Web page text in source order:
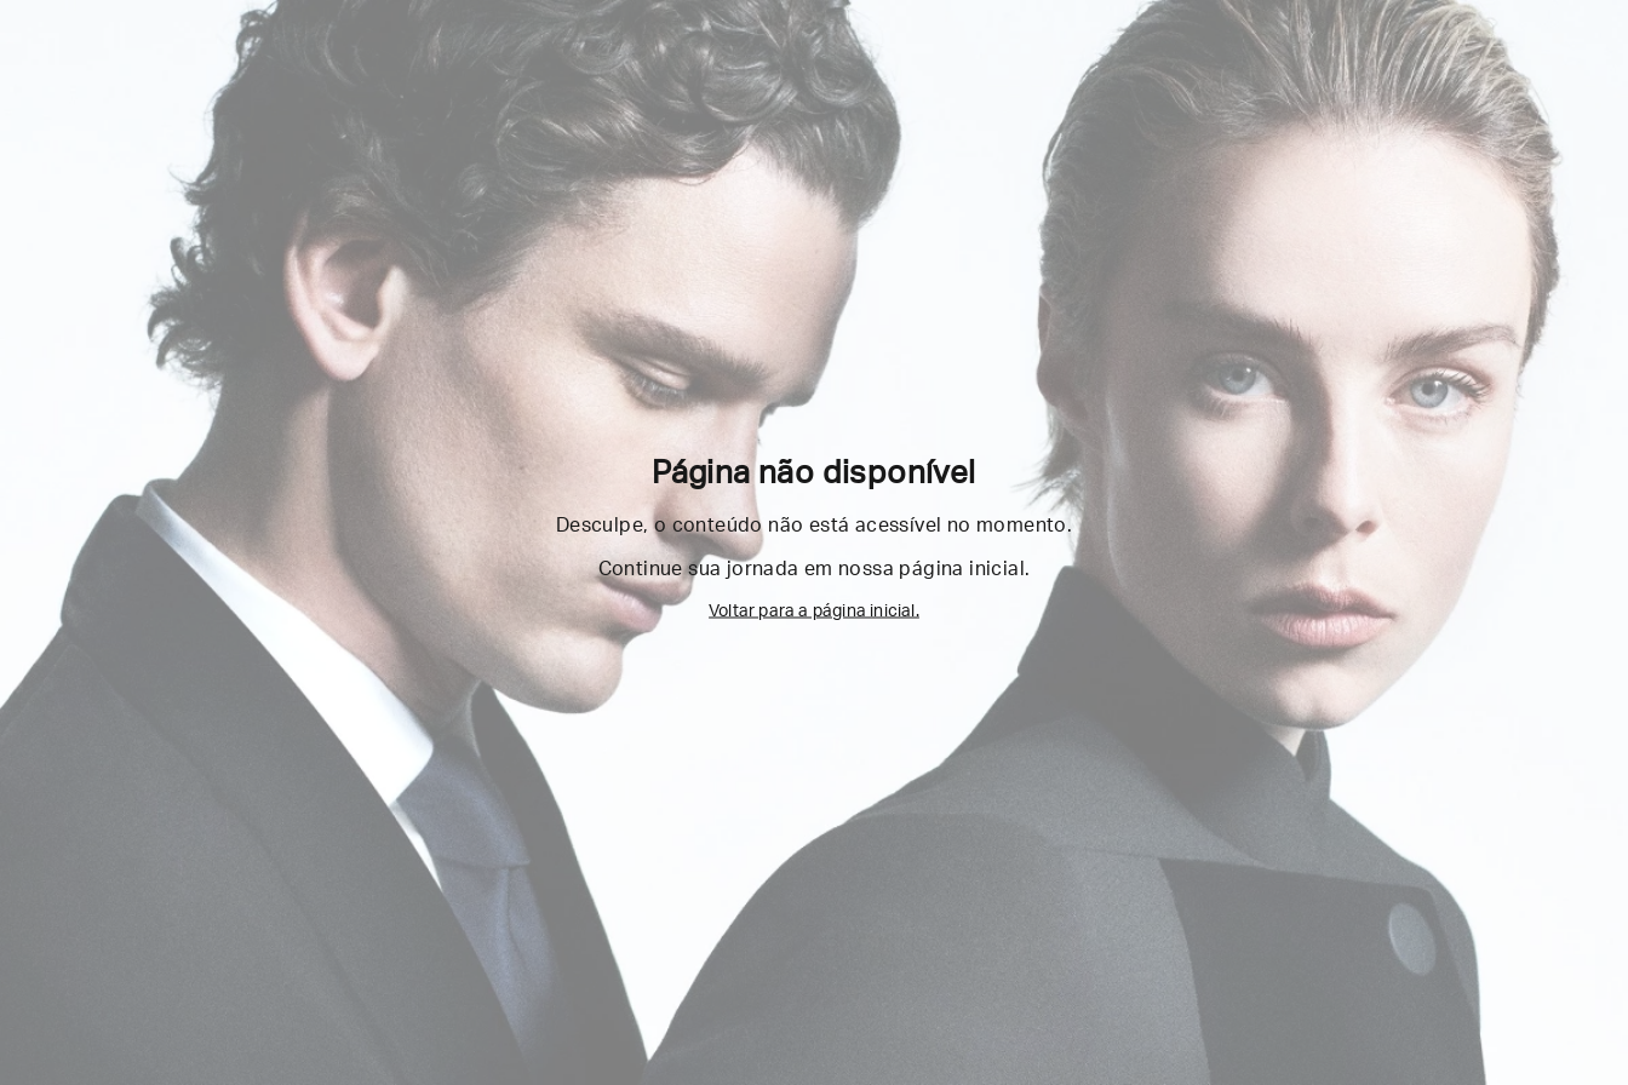
Página não disponível
Desculpe, o conteúdo não está acessível no momento.
Continue sua jornada em nossa página inicial.
Voltar para a página inicial.